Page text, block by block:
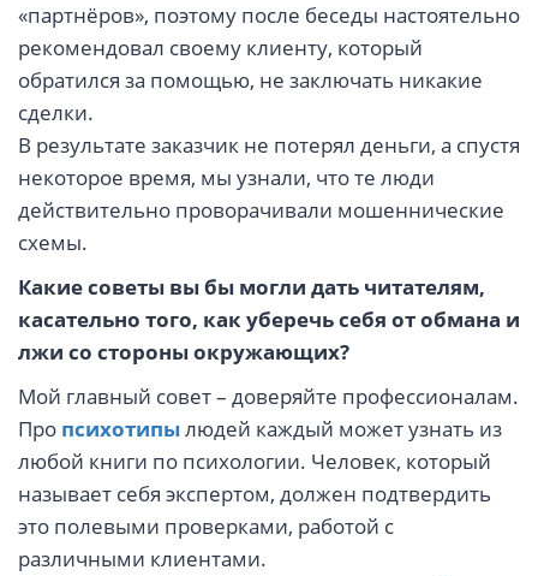
«партнёров», поэтому после беседы настоятельно
рекомендовал своему клиенту, который
обратился за помощью, не заключать никакие
сделки.
В результате заказчик не потерял деньги, а спустя
некоторое время, мы узнали, что те люди
действительно проворачивали мошеннические
схемы.
Какие советы вы бы могли дать читателям,
касательно того, как уберечь себя от обмана и
лжи со стороны окружающих?
Мой главный совет – доверяйте профессионалам.
Про психотипылюдей каждый может узнать из
любой книги по психологии. Человек, который
называет себя экспертом, должен подтвердить
это полевыми проверками, работой с
различными клиентами.